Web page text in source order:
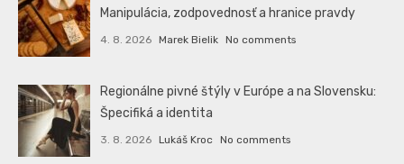
Manipulácia, zodpovednosť a hranice pravdy
4. 8. 2026 Marek Bielik No comments
Regionálne pivné štýly v Európe a na Slovensku:
Špecifiká a identita
3. 8. 2026 Lukáš Kroc No comments